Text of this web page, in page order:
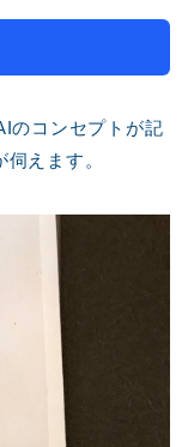
のコンセプトが記
えます。